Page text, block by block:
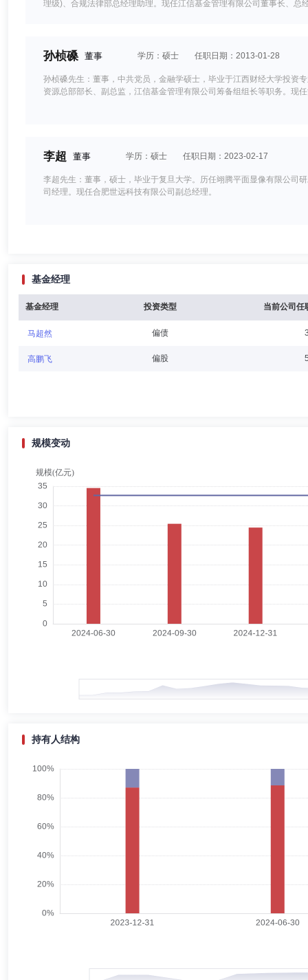
理级)、合规法律部总经理助理。现任江信基金管理有限公司董事长、总
孙桢磉 董事 学历：硕士 任职日期：2013-01-28
孙桢磉先生：董事，中共党员，金融学硕士，毕业于江西财经大学投资
资源总部部长、副总监，江信基金管理有限公司筹备组组长等职务。现
李超 董事 学历：硕士 任职日期：2023-02-17
李超先生：董事，硕士，毕业于复旦大学。历任翊腾平面显像有限公司
司经理。现任合肥世远科技有限公司副总经理。
原亮先生：中国，本科。先后就职于中国工商银行大经路办事处，长财
部，历任各营业部总经理、经纪业务北京区域总经理兼机构业务部总经
2023年9月任公司常务副总经理，2023年10月至2025年4月任公司总经
姜飞 学历：硕士
谢兰军先生：独立董事，中共党员，学士，中级律师，毕业于兰州大学
任中银(深圳)律师事务所合伙人执业律师。
彭波
彭波先生：独立董事，博士，毕业于清华大学。曾任福建仰恩大学助教
马晓彬先生：独立董事，硕士，毕业于华中科技大学。曾任国金证券
保资产管理有限公司公募基金事业部董事总经理。2023年3月起加入江
丁星元 监事 学历：硕士 任职日期：2019-12-30
丁星元女士：监事，本科毕业于哈尔滨工业大学数学与应用数学专业，
基金经理
基金经理 投资类型 当前公司任
马超然 偏债
高鹏飞 偏股
规模变动
持有人结构